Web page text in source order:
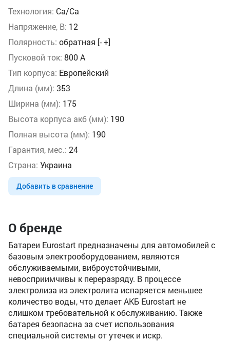
Технология: Ca/Ca
Напряжение, В: 12
Полярность: обратная [- +]
Пусковой ток: 800 А
Тип корпуса: Европейский
Длина (мм): 353
Ширина (мм): 175
Высота корпуса акб (мм): 190
Полная высота (мм): 190
Гарантия, мес.: 24
Страна: Украина
Добавить в сравнение
О бренде
Батареи Eurostart предназначены для автомобилей с
базовым электрооборудованием, являются
обслуживаемыми, виброустойчивыми,
невосприимчивы к переразряду. В процессе
электролиза из электролита испаряется меньшее
количество воды, что делает АКБ Eurostart не
слишком требовательной к обслуживанию. Также
батарея безопасна за счет использования
специальной системы от утечек и искр.